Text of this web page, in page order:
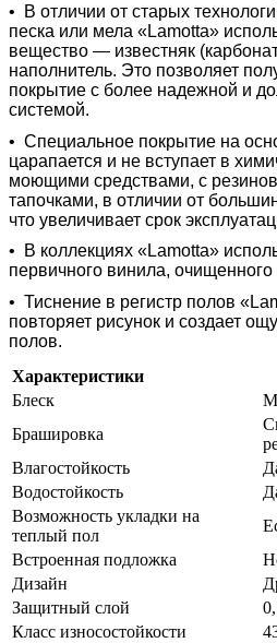
•
В отличии от старых
песка или мела «Lamotta»
вещество — известняк
наполнитель. Это позволяет
покрытие с более надежной и
системой.
• Специальное покрытие на
царапается и не вступает в
моющими средствами, с
тапочками, в отличии от
что увеличивает срок
•
В коллекциях «Lamotta»
первичного винила,
• Тиснение в регистр полов
повторяет рисунок и создает
полов.
Характеристики
Блеск
Брашировка
Влагостойкость
Водостойкость
Возможность укладки на
теплый пол
Встроенная подложка
Дизайн
Защитный слой
Класс износостойкости